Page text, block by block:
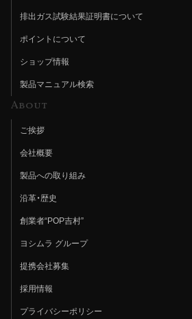
排出ガス試験結果証明書について
ポイントについて
ショップ情報
製品マニュアル検索
About
ご挨拶
会社概要
製品への取り組み
沿革・歴史
創業者“POP吉村”
ヨシムラ グループ
提携会社募集
採用情報
プライバシーポリシー